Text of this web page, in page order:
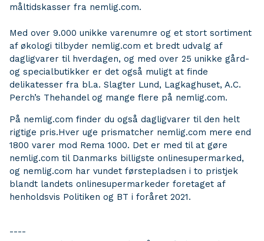
måltidskasser fra nemlig.com.
Med over 9.000 unikke varenumre og et stort sortiment
af økologi tilbyder nemlig.com et bredt udvalg af
dagligvarer til hverdagen, og med over 25 unikke gård-
og specialbutikker er det også muligt at finde
delikatesser fra bl.a. Slagter Lund, Lagkaghuset, A.C.
Perch’s Thehandel og mange flere på nemlig.com.
På nemlig.com finder du også dagligvarer til den helt
rigtige pris.Hver uge prismatcher nemlig.com mere end
1800 varer mod Rema 1000. Det er med til at gøre
nemlig.com til Danmarks billigste onlinesupermarked,
og nemlig.com har vundet førstepladsen i to pristjek
blandt landets onlinesupermarkeder foretaget af
henholdsvis Politiken og BT i foråret 2021.
----